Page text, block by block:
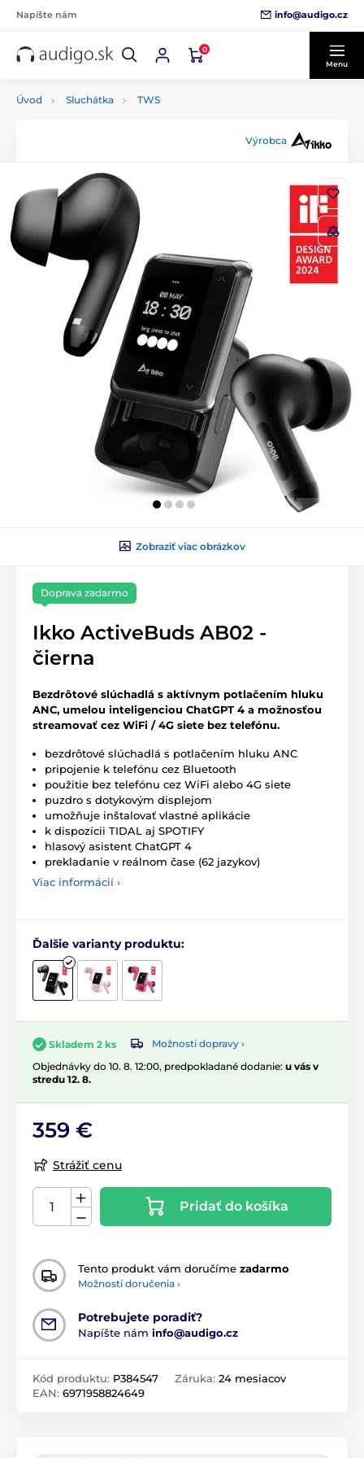
Napíšte nám info@audigo.cz
0
Menu
Úvod Sluchátka TWS
Výrobca
Zobraziť viac obrázkov
Doprava zadarmo
Ikko ActiveBuds AB02 -
čierna
Bezdrôtové slúchadlá s aktívnym potlačením hluku
ANC, umelou inteligenciou ChatGPT 4 a možnosťou
streamovať cez WiFi / 4G siete bez telefónu.
bezdrôtové slúchadlá s potlačením hluku ANC
pripojenie k telefónu cez Bluetooth
použitie bez telefónu cez WiFi alebo 4G siete
puzdro s dotykovým displejom
umožňuje inštalovať vlastné aplikácie
k dispozícii TIDAL aj SPOTIFY
hlasový asistent ChatGPT 4
prekladanie v reálnom čase (62 jazykov)
Viac informácií ›
Ďalšie varianty produktu:
Skladem 2 ks
Možnosti dopravy ›
Objednávky do 10. 8. 12:00, predpokladané dodanie: u vás v
stredu 12. 8.
359 €
Strážiť cenu
Pridať do košíka
Tento produkt vám doručíme zadarmo
Možnosti doručenia ›
Potrebujete poradiť?
Napíšte nám info@audigo.cz
Kód produktu: P384547
EAN: 6971958824649
Záruka: 24 mesiacov